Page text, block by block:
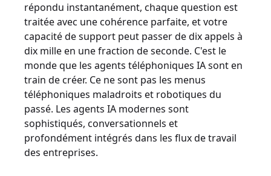
répondu instantanément, chaque question est
traitée avec une cohérence parfaite, et votre
capacité de support peut passer de dix appels à
dix mille en une fraction de seconde. C'est le
monde que les agents téléphoniques IA sont en
train de créer. Ce ne sont pas les menus
téléphoniques maladroits et robotiques du
passé. Les agents IA modernes sont
sophistiqués, conversationnels et
profondément intégrés dans les flux de travail
des entreprises.